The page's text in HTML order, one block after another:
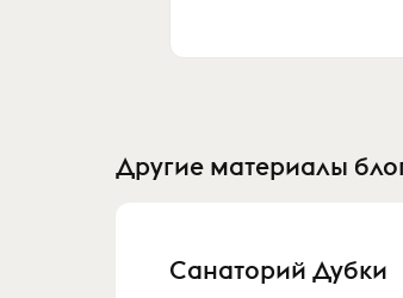
Другие материалы
Санаторий Дубки